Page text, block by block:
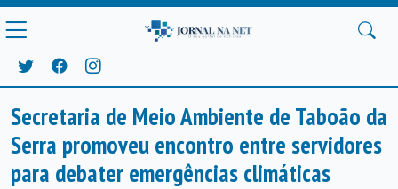
Secretaria de Meio Ambiente de Taboão da
Serra promoveu encontro entre servidores
para debater emergências climáticas